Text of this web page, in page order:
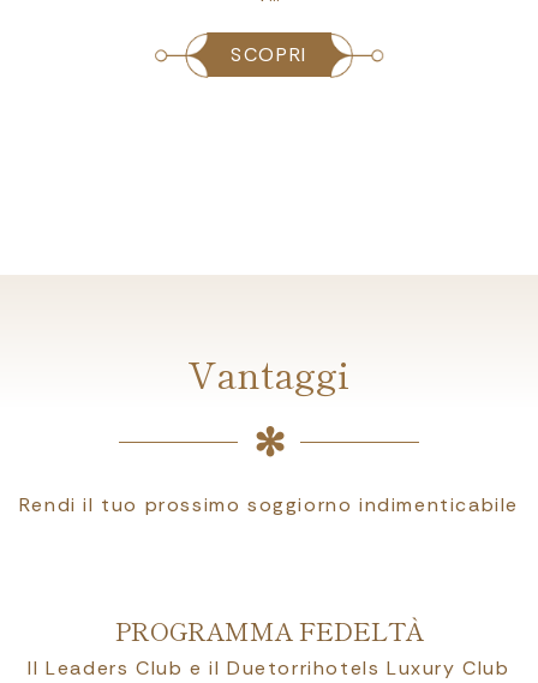
SCOPRI
Vantaggi
Rendi il tuo prossimo soggiorno indimenticabile
PROGRAMMA FEDELTÀ
Il Leaders Club e il Duetorrihotels Luxury Club